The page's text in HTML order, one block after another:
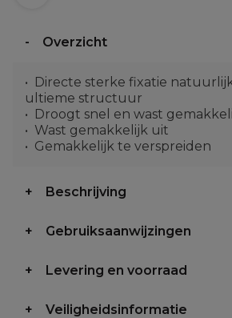
Overzicht
Directe sterke fixatie
ultieme structuur
Droogt snel en wast
Wast gemakkelijk uit
Gemakkelijk te verspreiden
Beschrijving
Gebruiksaanwijzingen
Levering en voorraad
Veiligheidsinformatie